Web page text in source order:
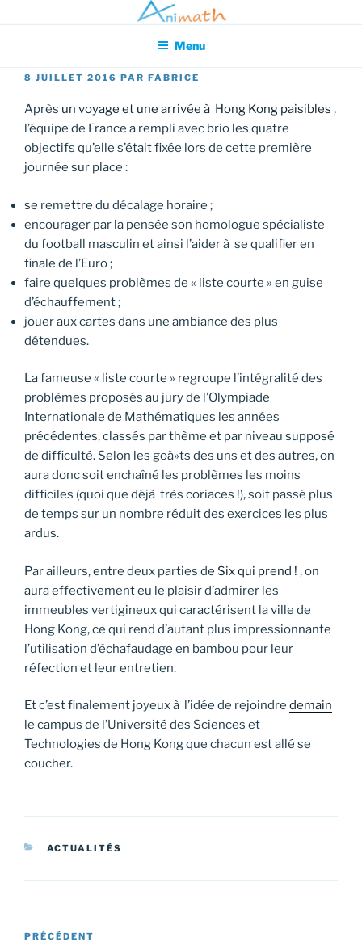
au
principal
Association pour l'Animation en Mathématiques
Menu
PUBLIÉ
8 JUILLET 2016 PAR FABRICE
Après un voyage et une arrivée à Hong Kong paisibles ,
l’équipe de France a rempli avec brio les quatre
objectifs qu’elle s’était fixée lors de cette première
journée sur place :
se remettre du décalage horaire ;
encourager par la pensée son homologue spécialiste
du football masculin et ainsi l’aider à se qualifier en
finale de l’Euro ;
faire quelques problèmes de « liste courte » en guise
d’échauffement ;
jouer aux cartes dans une ambiance des plus
détendues.
La fameuse « liste courte » regroupe l’intégralité des
problèmes proposés au jury de l’Olympiade
Internationale de Mathématiques les années
précédentes, classés par thème et par niveau supposé
de difficulté. Selon les goà»ts des uns et des autres, on
aura donc soit enchaîné les problèmes les moins
difficiles (quoi que déjà très coriaces !), soit passé plus
de temps sur un nombre réduit des exercices les plus
ardus.
Par ailleurs, entre deux parties de Six qui prend ! , on
aura effectivement eu le plaisir d’admirer les
immeubles vertigineux qui caractérisent la ville de
Hong Kong, ce qui rend d’autant plus impressionnante
l’utilisation d’échafaudage en bambou pour leur
réfection et leur entretien.
Et c’est finalement joyeux à l’idée de rejoindre demain
le campus de l’Université des Sciences et
Technologies de Hong Kong que chacun est allé se
coucher.
CATÉGORIES
ACTUALITÉS
Navigation
Article
PRÉCÉDENT